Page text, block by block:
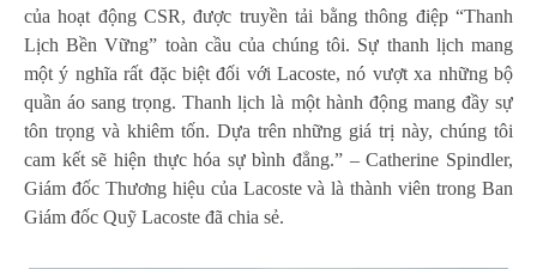
của hoạt động CSR, được truyền tải bằng thông điệp “Thanh
Lịch Bền Vững” toàn cầu của chúng tôi. Sự thanh lịch mang
một ý nghĩa rất đặc biệt đối với Lacoste, nó vượt xa những bộ
quần áo sang trọng. Thanh lịch là một hành động mang đầy sự
tôn trọng và khiêm tốn. Dựa trên những giá trị này, chúng tôi
cam kết sẽ hiện thực hóa sự bình đẳng.” – Catherine Spindler,
Giám đốc Thương hiệu của Lacoste và là thành viên trong Ban
Giám đốc Quỹ Lacoste đã chia sẻ.